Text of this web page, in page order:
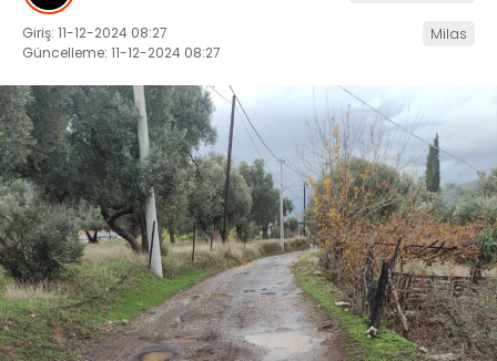
WhatsApp
İhbar Hattı
Facebook
İLETIŞIM
KÜNYE
Giriş: 11-12-2024 08:27
Güncelleme: 11-12-2024 08:27
Milas